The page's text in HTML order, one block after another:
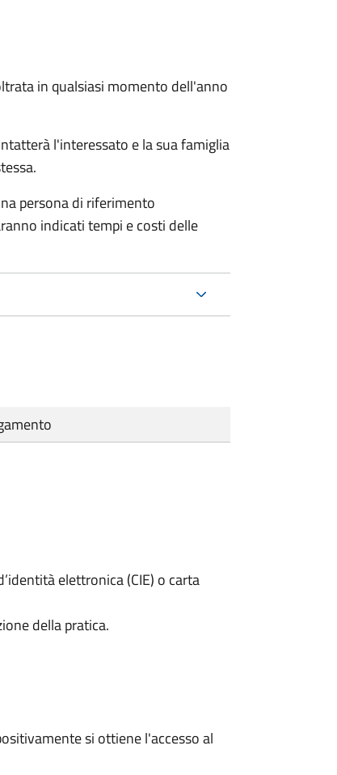
in qualsiasi momento dell'anno
l'interessato e la sua famiglia
persona di riferimento
indicati tempi e costi delle
elettronica (CIE) o carta
della pratica.
si ottiene l'accesso al